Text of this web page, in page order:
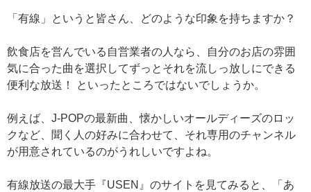
「有線」というと皆さん、どのような印象を持ちますか？
飲食店を営んでいる自営業者の人なら、自分のお店の雰囲
気に合った曲を選択してずっとそれを流しっ放しにできる
便利な放送！ といったところではないでしょうか。
例えば、J-POPの最新曲、懐かしいオールディーズのロッ
クなど、聞く人の好みに合わせて、それ専用のチャンネル
が用意されているのがうれしいですよね。
有線放送の最大手『USEN』のサイトを見てみると、「あ